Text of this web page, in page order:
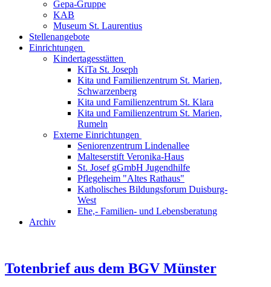
Gepa-Gruppe
KAB
Museum St. Laurentius
Stellenangebote
Einrichtungen
Kindertagesstätten
KiTa St. Joseph
Kita und Familienzentrum St. Marien,
Schwarzenberg
Kita und Familienzentrum St. Klara
Kita und Familienzentrum St. Marien,
Rumeln
Externe Einrichtungen
Seniorenzentrum Lindenallee
Malteserstift Veronika-Haus
St. Josef gGmbH Jugendhilfe
Pflegeheim "Altes Rathaus"
Katholisches Bildungsforum Duisburg-
West
Ehe,- Familien- und Lebensberatung
Archiv
Totenbrief aus dem BGV Münster